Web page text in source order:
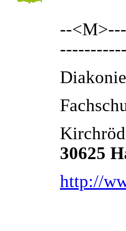
--
30625
http://